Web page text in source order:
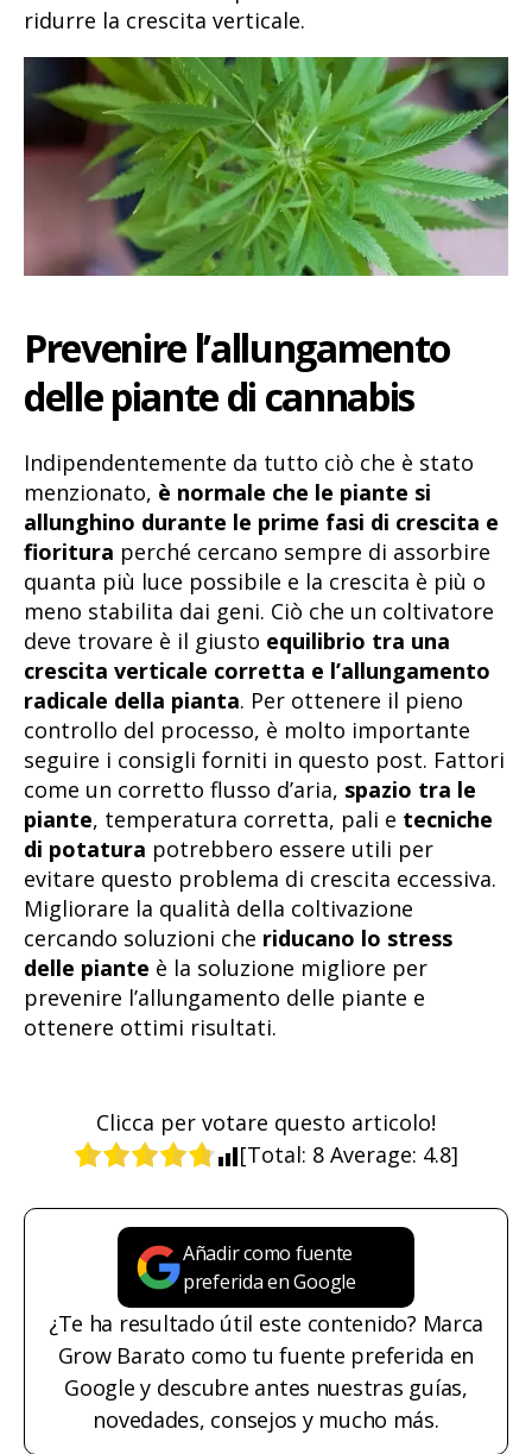
ridurre la crescita verticale.
Prevenire l’allungamento
delle piante di cannabis
Indipendentemente da tutto ciò che è stato
menzionato, è normale che le piante si
allunghino durante le prime fasi di crescita e
fioritura perché cercano sempre di assorbire
quanta più luce possibile e la crescita è più o
meno stabilita dai geni. Ciò che un coltivatore
deve trovare è il giusto equilibrio tra una
crescita verticale corretta e l’allungamento
radicale della pianta. Per ottenere il pieno
controllo del processo, è molto importante
seguire i consigli forniti in questo post. Fattori
come un corretto flusso d’aria, spazio tra le
piante, temperatura corretta, pali e tecniche
di potatura potrebbero essere utili per
evitare questo problema di crescita eccessiva.
Migliorare la qualità della coltivazione
cercando soluzioni che riducano lo stress
delle piante è la soluzione migliore per
prevenire l’allungamento delle piante e
ottenere ottimi risultati.
Clicca per votare questo articolo!
[Total: 8 Average: 4.8]
Añadir como fuente
preferida en Google
¿Te ha resultado útil este contenido? Marca
Grow Barato como tu fuente preferida en
Google y descubre antes nuestras guías,
novedades, consejos y mucho más.